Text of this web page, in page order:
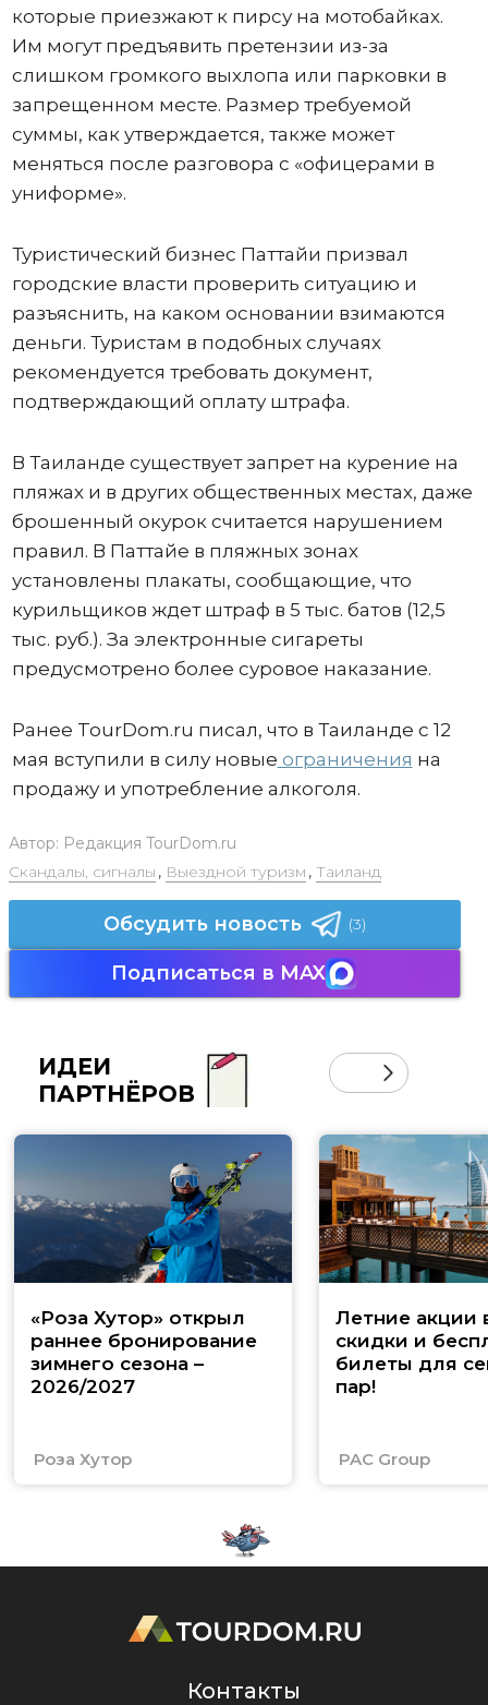
которые приезжают к пирсу на мотобайках.
Им могут предъявить претензии из-за
слишком громкого выхлопа или парковки в
запрещенном месте. Размер требуемой
суммы, как утверждается, также может
меняться после разговора с «офицерами в
униформе».
Туристический бизнес Паттайи призвал
городские власти проверить ситуацию и
разъяснить, на каком основании взимаются
деньги. Туристам в подобных случаях
рекомендуется требовать документ,
подтверждающий оплату штрафа.
В Таиланде существует запрет на курение на
пляжах и в других общественных местах, даже
брошенный окурок считается нарушением
правил. В Паттайе в пляжных зонах
установлены плакаты, сообщающие, что
курильщиков ждет штраф в 5 тыс. батов (12,5
тыс. руб.). За электронные сигареты
предусмотрено более суровое наказание.
Ранее TourDom.ru писал, что в Таиланде с 12
мая вступили в силу новые ограничения на
продажу и употребление алкоголя.
Автор: Редакция TourDom.ru
Скандалы, сигналы , Выездной туризм , Таиланд
Обсудить новость (3)
Подписаться в MAX
ИДЕИ
ПАРТНЁРОВ
«Роза Хутор» открыл
раннее бронирование
зимнего сезона –
2026/2027
Роза Хутор
Летние акции
скидки и
билеты для
пар!
PAC Group
Контакты